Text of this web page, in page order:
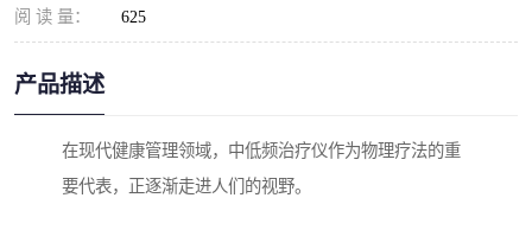
阅 读 量： 625
产品描述
在现代健康管理领域，中低频治疗仪作为物理疗法的重
要代表，正逐渐走进人们的视野。